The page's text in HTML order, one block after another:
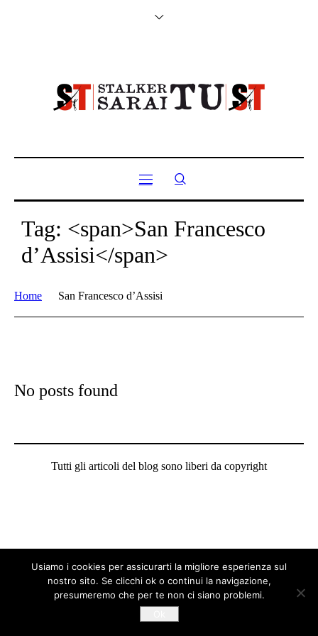
Tag: <span>San Francesco
d’Assisi</span>
Home San Francesco d’Assisi
No posts found
Tutti gli articoli del blog sono liberi da copyright
Usiamo i cookies per assicurarti la migliore esperienza sul
nostro sito. Se clicchi ok o continui la navigazione,
presumeremo che per te non ci siano problemi.